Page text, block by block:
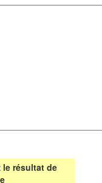
résultat de